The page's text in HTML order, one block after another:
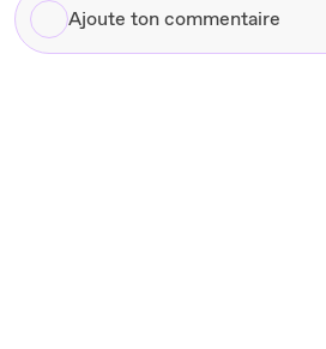
Ajoute
ton